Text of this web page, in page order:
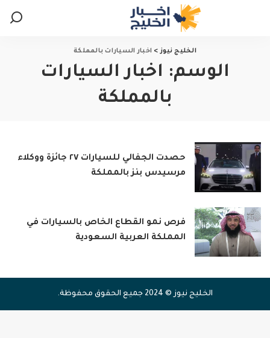
الخليج نيوز> اخبار السيارات بالمملكة
الوسم: اخبار السيارات
بالمملكة
حصدت الجفالي للسيارات ٢٧ جائزة ووكلاء
مرسيدس بنز بالمملكة
فرص نمو القطاع الخاص بالسيارات في
المملكة العربية السعودية
الخليج نيوز © 2024 جميع الحقوق محفوظة.